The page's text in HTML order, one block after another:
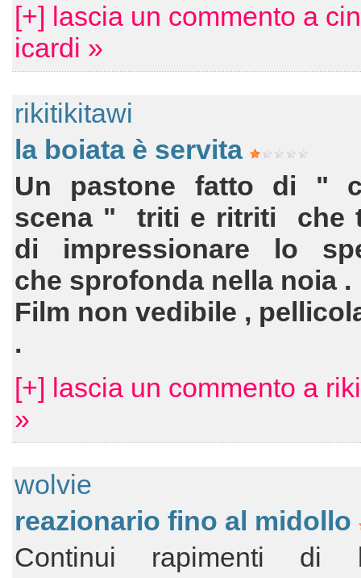
[+] lascia un commento a
icardi »
rikitikitawi
la boiata è servita
Un pastone fatto di "
scena " triti e ritriti che
di impressionare lo
che sprofonda nella noia .
Film non vedibile ,
.
[+] lascia un commento a
»
wolvie
reazionario fino al midollo
Continui rapimenti di